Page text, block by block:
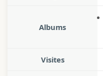
Albums
Visites